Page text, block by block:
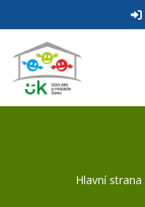
Hlavní strana